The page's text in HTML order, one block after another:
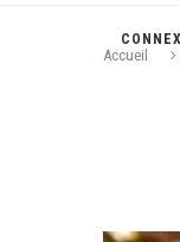
Accueil